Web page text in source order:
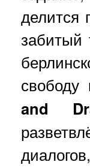
делится
забитый
and